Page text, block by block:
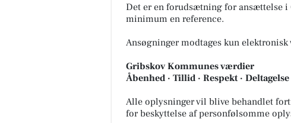
Det er en forudsætning for ansættelse i
minimum en reference.
Ansøgninger modtages kun
Gribskov Kommunes værdier
Åbenhed · Tillid · Respekt ·
Alle oplysninger vil blive behandlet
for beskyttelse af personfølsomme